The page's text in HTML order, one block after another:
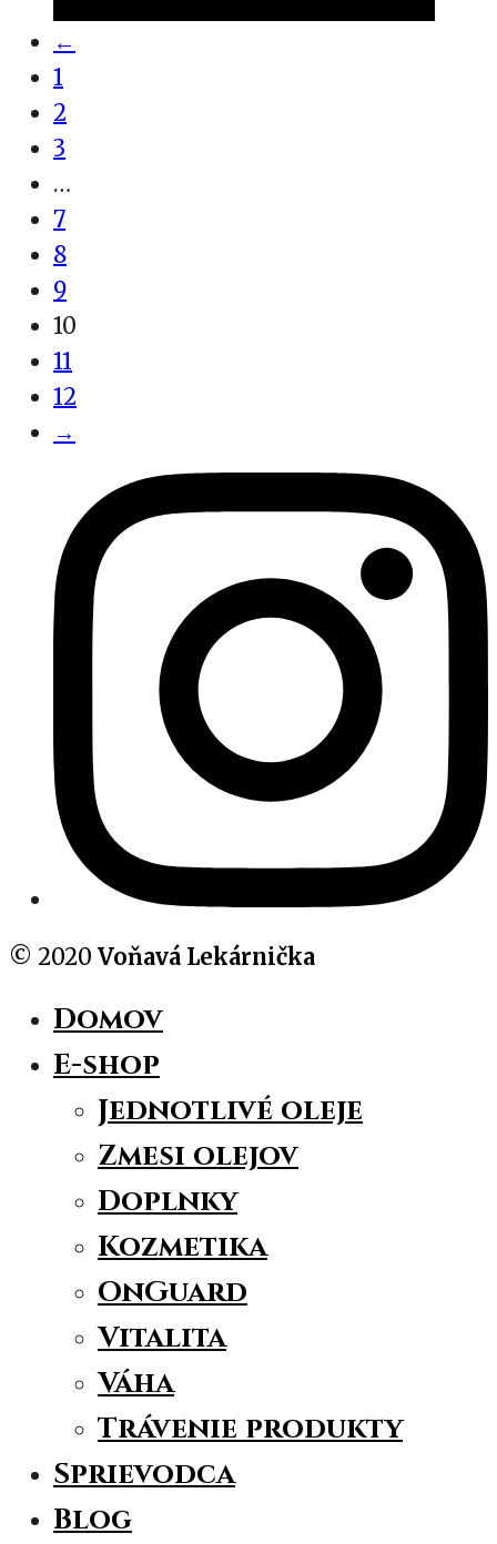
←
1
2
3
…
7
8
9
10
11
12
→
© 2020 Voňavá Lekárnička
Domov
E-shop
Jednotlivé oleje
Zmesi olejov
Doplnky
Kozmetika
OnGuard
Vitalita
Váha
Trávenie produkty
Sprievodca
Blog